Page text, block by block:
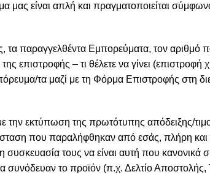
μας είναι απλή και πραγματοποιείται
παραγγελθέντα Εμπορεύματα, τον αριθμό
επιστροφής – τι θέλετε να γίνει
τα μαζί με τη Φόρμα Επιστροφής στη
εκτύπωση της πρωτότυπης απόδειξης/
που παραλήφθηκαν από εσάς, πλήρη και
η συσκευασία τους να είναι αυτή που
συνόδευαν το προϊόν (π.χ. Δελτίο Αποστολής,